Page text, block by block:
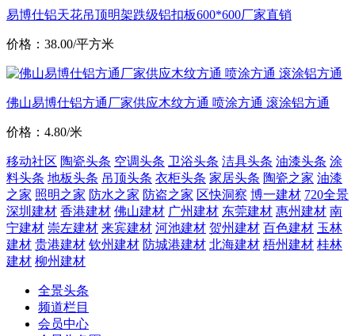
易博仕铝天花吊顶明架跌级铝扣板600*600厂家直销
价格：38.00/平方米
佛山易博仕铝方通厂家供应木纹方通 喷涂方通 滚涂铝方通
价格：4.80/米
移动社区 陶瓷头条 空调头条 卫浴头条 洁具头条 油漆头条 涂
料头条 地板头条 吊顶头条 衣柜头条 家居头条 陶瓷之家 油漆
之家 照明之家 防水之家 防盗之家 区快洞察 博一建材 720全景
深圳建材 香港建材 佛山建材 广州建材 东莞建材 惠州建材 南
宁建材 崇左建材 来宾建材 河池建材 贺州建材 百色建材 玉林
建材 贵港建材 钦州建材 防城港建材 北海建材 梧州建材 桂林
建材 柳州建材
全景头条
频道栏目
会员中心